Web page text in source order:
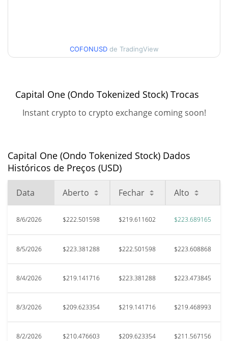
30 dias Baixa / 30 dias
Alta
$214.88909 / $223.68917
Alta
$205.53834 / $223.68917
52 Semana Baixa / 52
Máxima de todos os
tempos
$243.2
Baixa de todos os tempos
COFONUSD de TradingView
Capital One (Ondo Tokenized Stock) Trocas
Instant crypto to crypto exchange coming soon!
Capital One (Ondo Tokenized Stock) Dados
Históricos de Preços (USD)
Data Aberto Fechar Alto
8/6/2026 $222.501598 $219.611602 $223.689165
8/5/2026 $223.381288 $222.501598 $223.608868
8/4/2026 $219.141716 $223.381288 $223.473845
8/3/2026 $209.623354 $219.141716 $219.468993
8/2/2026 $210.476603 $209.623354 $211.567156